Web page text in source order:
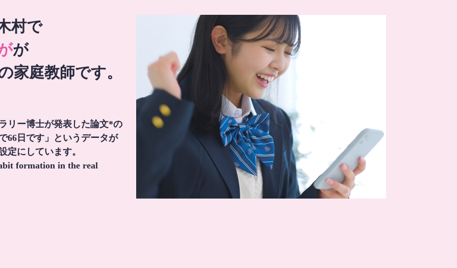
村で
が
家庭教師です。
リー博士が発表した論文*の
66日です」というデータが
定にしています。
formation in the real